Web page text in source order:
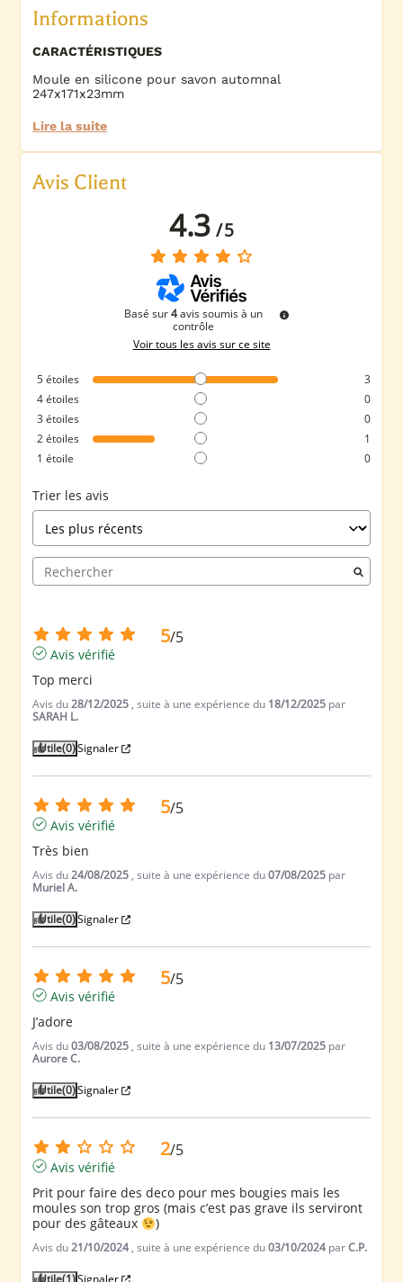
Informations
CARACTÉRISTIQUES
Moule en silicone pour savon automnal
247x171x23mm
Lire la suite
Avis Client
4.3/5
Basé sur4avis soumis à un
contrôle
Voir tous les avis sur ce site
5étoiles
3
4étoiles
0
3étoiles
0
2étoiles
1
1étoile 0
Trier les avis
5/5
Avis vérifié
Top merci
Avis du28/12/2025 , suite à une expérience du 18/12/2025 par
SARAH L.
Utile(0)Signaler
5/5
Avis vérifié
Très bien
Avis du24/08/2025 , suite à une expérience du07/08/2025 par
Muriel A.
Utile(0)Signaler
5/5
Avis vérifié
J’adore
Avis du03/08/2025 , suite à une expérience du 13/07/2025 par
Aurore C.
Utile(0)Signaler
2/5
Avis vérifié
Prit pour faire des deco pour mes bougies mais les
moules son trop gros (mais c’est pas grave ils serviront
pour des gâteaux
)
Avis du21/10/2024 , suite à une expérience du03/10/2024 parC.P.